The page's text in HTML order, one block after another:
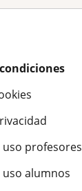
uso profesores
alumnos